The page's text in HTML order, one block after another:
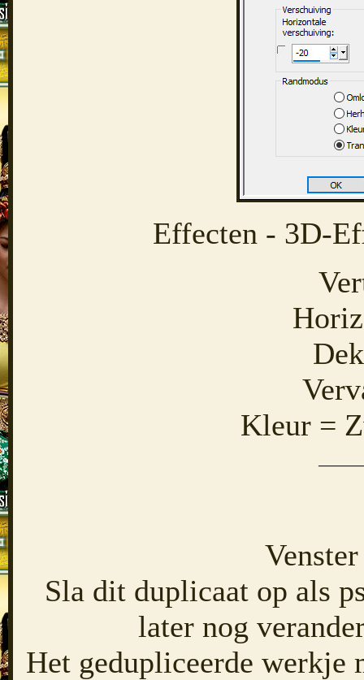
Effecten - 3D-
Kleur =
Sla dit duplicaat op als
later nog
Het gedupliceerde werkje